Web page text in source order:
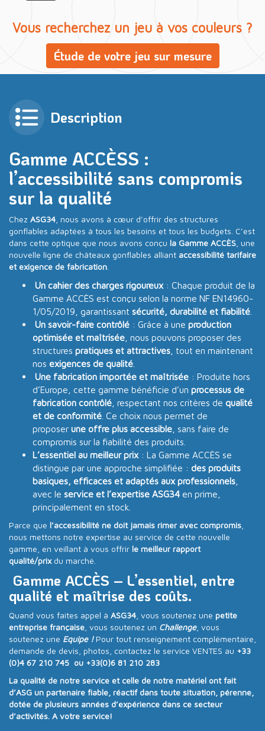
Vous recherchez un jeu à vos couleurs ?
Étude de votre jeu sur mesure
Description
Gamme ACCÈSS :
l’accessibilité sans compromis
sur la qualité
Chez ASG34 , nous avons à cœur d’offrir des structures
gonflables adaptées à tous les besoins et tous les budgets. C’est
dans cette optique que nous avons conçu la Gamme ACCÈS , une
nouvelle ligne de châteaux gonflables alliant accessibilité tarifaire
et exigence de fabrication
Un cahier des charges rigoureux: Chaque produit de la
Gamme ACCÈS est conçu selon la norme NF EN14960-
1/05/2019, garantissant sécurité, durabilité et fiabilité
Un savoir-faire contrôlé : Grâce à une production
optimisée et maîtrisée , nous pouvons proposer des
structures pratiques et attractives , tout en maintenant
nos exigences de qualité
Une fabrication importée et maîtrisée : Produite hors
d’Europe, cette gamme bénéficie d’un processus de
fabrication contrôlé , respectant nos critères de qualité
et de conformité . Ce choix nous permet de
proposer une offre plus accessible , sans faire de
compromis sur la fiabilité des produits.
L’essentiel au meilleur prix: La Gamme ACCÈS se
distingue par une approche simplifiée : des produits
basiques, efficaces et adaptés aux professionnels
avec le service et l’expertise ASG34 en prime,
principalement en stock.
Parce que l’accessibilité ne doit jamais rimer avec compromis
nous mettons notre expertise au service de cette nouvelle
gamme, en veillant à vous offrir le meilleur rapport
qualité/prixdu marché.
Gamme ACCÈS – L’essentiel, entre
qualité et maîtrise des coûts.
Quand vous faites appel à ASG34 , vous soutenez une petite
entreprise française , vous soutenez un Challenge, vous
soutenez une Equipe !Pour tout renseignement complémentaire,
demande de devis, photos, contactez le service VENTES au +33
(0)4 67 210 745 ou +33(0)6 81 210 283
La qualité de notre service et celle de notre matériel ont fait
d’ASG un partenaire fiable, réactif dans toute situation, pérenne,
dotée de plusieurs années d’expérience dans ce secteur
d’activités. A votre service!